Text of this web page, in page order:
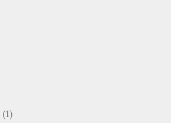
(1)